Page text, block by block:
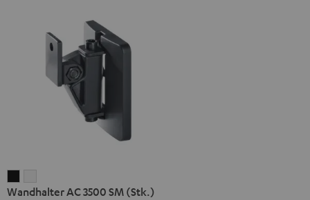
AC AC
Wandhalter AC 3500 SM (Stk.)